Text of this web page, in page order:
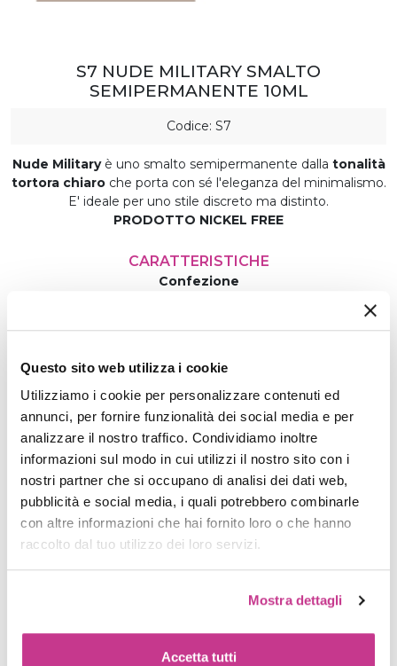
Questo sito web utilizza i cookie
Utilizziamo i cookie per personalizzare contenuti ed
annunci, per fornire funzionalità dei social media e per
analizzare il nostro traffico. Condividiamo inoltre
informazioni sul modo in cui utilizzi il nostro sito con i
nostri partner che si occupano di analisi dei dati web,
pubblicità e social media, i quali potrebbero combinarle
con altre informazioni che hai fornito loro o che hanno
raccolto dal tuo utilizzo dei loro servizi.
Mostra dettagli
Accetta tutti
S7 NUDE MILITARY SMALTO
SEMIPERMANENTE 10ML
Codice: S7
Nude Military è uno smalto semipermanente dalla tonalità
tortora chiaroche porta con sé l'eleganza del minimalismo.
E' ideale per uno stile discreto ma distinto.
PRODOTTO NICKEL FREE
CARATTERISTICHE
Confezione
Produzione
Made in Italy
Tempi di Polimerizzazione
120 sec. in Lampada UV - 60 sec. in Lampada LED
Utilizzo
Prodotto per uso professionale
€ 7,50